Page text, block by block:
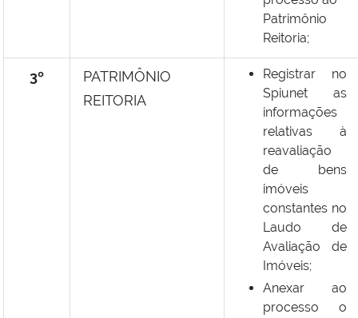
Patrimônio
Reitoria;
3º
PATRIMÔNIO
REITORIA
Registrar no
Spiunet as
informações
relativas à
reavaliação
de bens
imóveis
constantes no
Laudo de
Avaliação de
Imóveis;
Anexar ao
processo o